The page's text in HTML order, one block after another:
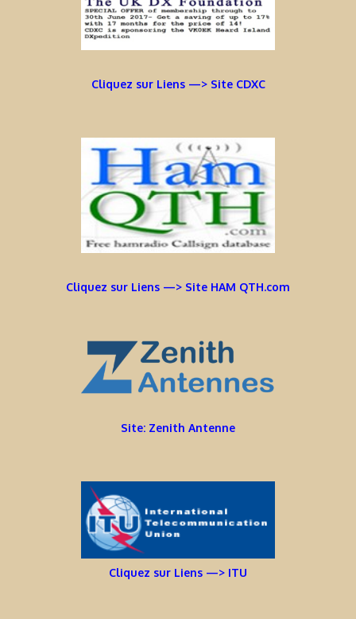
Cliquez sur Liens —> Site CDXC
Cliquez sur Liens —> Site HAM QTH.com
Site: Zenith Antenne
Cliquez sur Liens —> ITU